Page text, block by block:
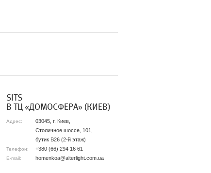
SITS
В ТЦ «ДОМОСФЕРА» (КИЕВ)
Адрес:
03045, г. Киев,
Столичное шоссе, 101,
бутик B26 (2-й этаж)
Телефон: +380 (66) 294 16 61
E-mail: homenkoa@alterlight.com.ua